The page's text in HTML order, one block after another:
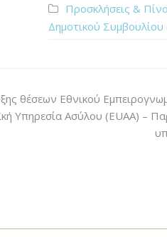
Προσκλήσεις &
Δημοτικού Συμβουλίου
θέσεων Εθνικού
Υπηρεσία Ασύλου (EUAA) –